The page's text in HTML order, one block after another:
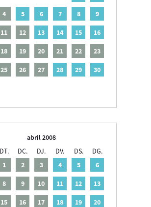
4 5 6 7 8 9
11 12 13 14 15 16
18 19 20 21 22 23
25 26 27 28 29 30
abril 2008
DT. DC. DJ. DV. DS.
DG.
1
2 3 4 5 6
8 9 10 11 12 13
15 16 17 18 19 20